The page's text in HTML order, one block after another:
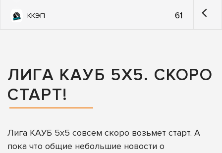
ККЭП 61
ЛИГА КАУБ 5Х5. СКОРО
СТАРТ!
Лига КАУБ 5х5 совсем скоро возьмет старт. А
пока что общие небольшие новости о